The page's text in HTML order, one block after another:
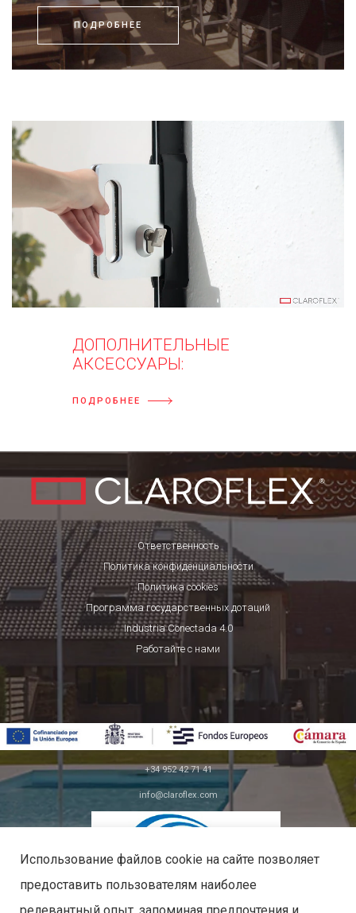
ПОДРОБНЕЕ
ДОПОЛНИТЕЛЬНЫЕ
АКСЕССУАРЫ:
ПОДРОБНЕЕ
Ответственность
Политика конфиденциальности
Политика cookies
Программа государственных дотаций
Industria Conectada 4.0
Работайте с нами
+34 952 42 71 41
info@claroflex.com
C/ José Calderón, parcela 350 (apdo. 30)
Использование файлов cookie на сайте позволяет
предоставить пользователям наиболее